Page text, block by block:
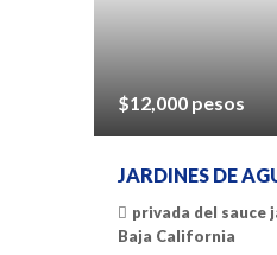
$12,000 pesos
JARDINES DE
privada del sauce
Baja California